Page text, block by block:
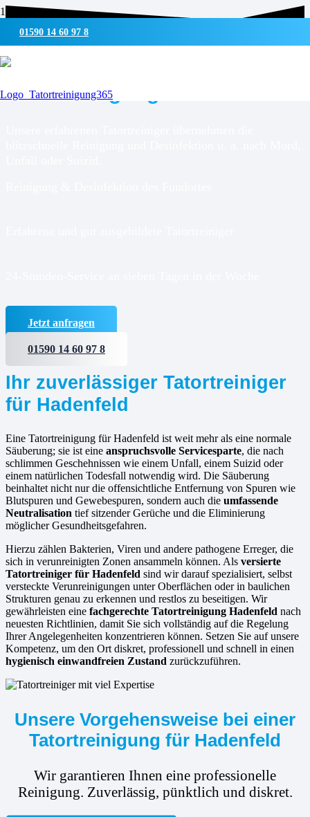
01590 14 60 97 8
UMWELTSCHONENDE REINIGUNG & DESINFEKTION
Tatortreinigung für
Jetzt anfragen
01590 14 60 97 8
Ihr zuverlässiger Tatortreiniger
für Hadenfeld
Eine Tatortreinigung für Hadenfeld ist weit mehr als eine normale
Säuberung; sie ist eine anspruchsvolle Servicesparte, die nach
schlimmen Geschehnissen wie einem Unfall, einem Suizid oder
einem natürlichen Todesfall notwendig wird. Die Säuberung
beinhaltet nicht nur die offensichtliche Entfernung von Spuren wie
Blutspuren und Gewebespuren, sondern auch die umfassende
Neutralisation tief sitzender Gerüche und die Eliminierung
möglicher Gesundheitsgefahren.
Hierzu zählen Bakterien, Viren und andere pathogene Erreger, die
sich in verunreinigten Zonen ansammeln können. Als versierte
Tatortreiniger für Hadenfeld sind wir darauf spezialisiert, selbst
versteckte Verunreinigungen unter Oberflächen oder in baulichen
Strukturen genau zu erkennen und restlos zu beseitigen. Wir
gewährleisten eine fachgerechte Tatortreinigung Hadenfeld nach
neuesten Richtlinien, damit Sie sich vollständig auf die Regelung
Ihrer Angelegenheiten konzentrieren können. Setzen Sie auf unsere
Kompetenz, um den Ort diskret, professionell und schnell in einen
hygienisch einwandfreien Zustand zurückzuführen.
Unsere Vorgehensweise bei einer
Tatortreinigung für Hadenfeld
Wir garantieren Ihnen eine professionelle
Reinigung. Zuverlässig, pünktlich und diskret.